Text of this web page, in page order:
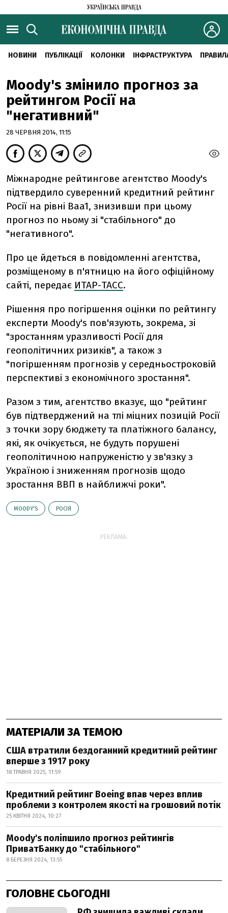
НОВИНИ ПУБЛІКАЦІЇ КОЛОНКИ ІНФРАСТРУКТУРА
Moody's змінило прогноз за
рейтингом Росії на
"негативний"
28 ЧЕРВНЯ 2014, 11:15
Міжнародне рейтингове агентство Moody's
підтвердило суверенний кредитний рейтинг
Росії на рівні Baa1, знизивши при цьому
прогноз по ньому зі "стабільного" ​​до
"негативного".
Про це йдеться в повідомленні агентства,
розміщеному в п'ятницю на його офіційному
сайті, передає ИТАР-ТАСС.
Рішення про погіршення оцінки по рейтингу
експерти Moody's пов'язують, зокрема, зі
"зростанням уразливості Росії для
геополітичних ризиків", а також з
"погіршенням прогнозів у середньостроковій
перспективі з економічного зростання".
Разом з тим, агентство вказує, що "рейтинг
був підтверджений на тлі міцних позицій Росії
з точки зору бюджету та платіжного балансу,
які, як очікується, не будуть порушені
геополітичною напруженістю у зв'язку з
Україною і зниженням прогнозів щодо
зростання ВВП в найближчі роки".
MOODY'S РОСІЯ
РЕКЛАМА:
МАТЕРІАЛИ ЗА ТЕМОЮ
США втратили бездоганний кредитний рейтинг
вперше з 1917 року
18 ТРАВНЯ 2025, 11:59
Кредитний рейтинг Boeing впав через вплив
проблеми з контролем якості на грошовий потік
25 КВІТНЯ 2024, 10:27
Moody's поліпшило прогноз рейтингів
ПриватБанку до "стабільного"
8 БЕРЕЗНЯ 2024, 13:55
ГОЛОВНЕ СЬОГОДНІ